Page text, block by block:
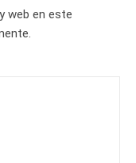
web en este